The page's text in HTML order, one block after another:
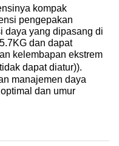
kompak
pengepakan
daya yang dipasang di
dan dapat
kelembapan ekstrem
dapat diatur)).
manajemen daya
dan umur